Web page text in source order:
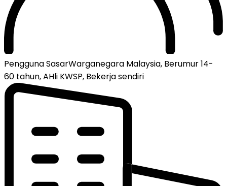
Pengguna SasarWarganegara Malaysia, Berumur 14-
60 tahun, AHli KWSP, Bekerja sendiri